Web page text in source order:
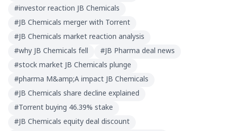
#investor reaction JB Chemicals
#JB Chemicals merger with Torrent
#JB Chemicals market reaction analysis
#why JB Chemicals fell #JB Pharma deal news
#stock market JB Chemicals plunge
#pharma M&amp;A impact JB Chemicals
#JB Chemicals share decline explained
#Torrent buying 46.39% stake
#JB Chemicals equity deal discount